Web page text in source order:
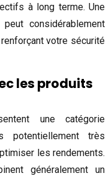
à long terme. Une
considérablement
votre sécurité
les produits
une catégorie
potentiellement très
les rendements.
généralement un